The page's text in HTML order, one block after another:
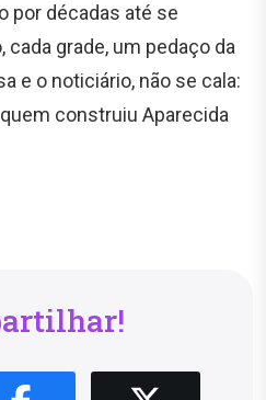
por décadas até se
grade, um pedaço da
e o noticiário, não se cala:
construiu Aparecida